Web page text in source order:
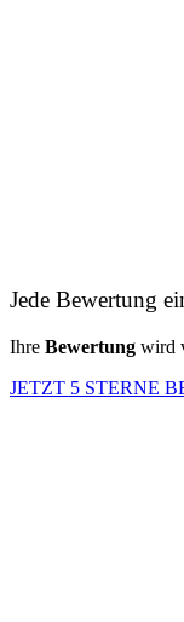
Jede Bewertung
Ihre Bewertung wird
JETZT 5 STERNE